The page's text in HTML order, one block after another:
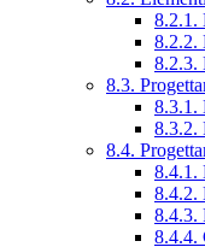
8.2.1.
8.2.2.
8.2.3.
8.3.
8.3.1.
8.3.2.
8.4.
8.4.1.
8.4.2.
8.4.3.
8.4.4.